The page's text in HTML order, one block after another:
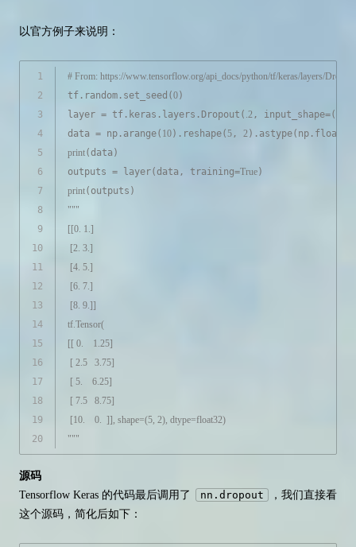
以官方例子来说明：
1
2
3
4
5
6
7
8
9
10
11
12
13
14
15
16
17
18
19
20
# From: https://www.tensorflow.org/api_docs/python/tf/keras/layers/Dropout
tf.random.set_seed(0)
layer = tf.keras.layers.Dropout( .2 , input_shape=(
data = np.arange( 10 ).reshape(5 , 2
print(data)
outputs = layer(data, training=True)
print(outputs)
"""
[[0. 1.]
[2. 3.]
[4. 5.]
[6. 7.]
[8. 9.]]
tf.Tensor(
[[ 0.    1.25]
[ 2.5   3.75]
[ 5.    6.25]
[ 7.5   8.75]
[10.    0.  ]], shape=(5, 2), dtype=float32)
"""
源码
Tensorflow Keras 的代码最后调用了
nn.dropout
，我们直接看
这个源码，简化后如下：